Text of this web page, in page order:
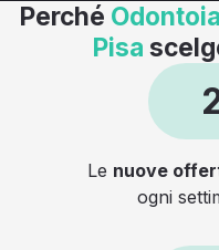
Perché
Pisa
Le nuove
ogni